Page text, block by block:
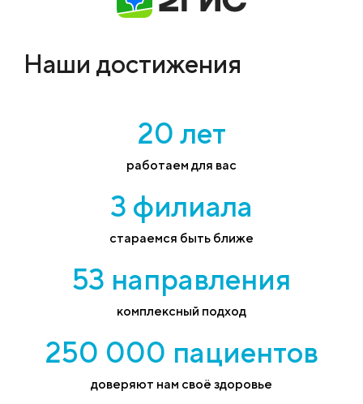
Наши достижения
20 лет
работаем для вас
3 филиала
стараемся быть ближе
53 направления
комплексный подход
250 000 пациентов
доверяют нам своё здоровье